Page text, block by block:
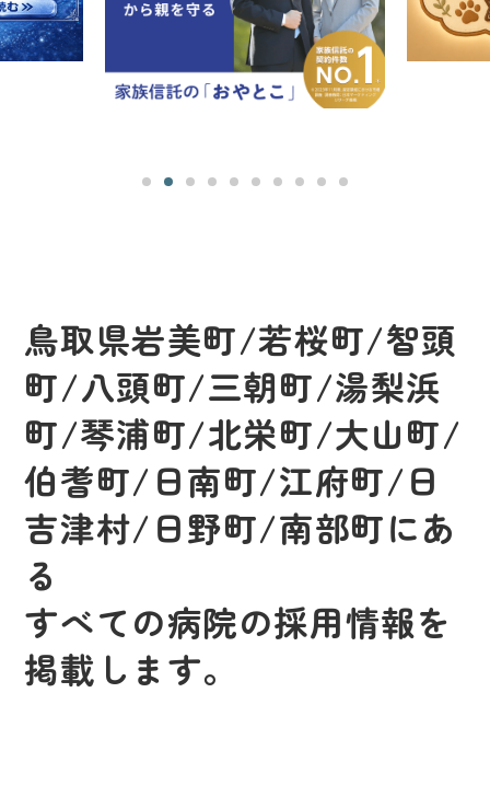
鳥取県岩美町/若桜町/智頭
町/八頭町/三朝町/湯梨浜
町/琴浦町/北栄町/大山町/
伯耆町/日南町/江府町/日
吉津村/日野町/南部町にあ
る
すべての病院の採用情報を
掲載します。